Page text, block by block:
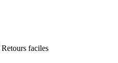
Retours faciles